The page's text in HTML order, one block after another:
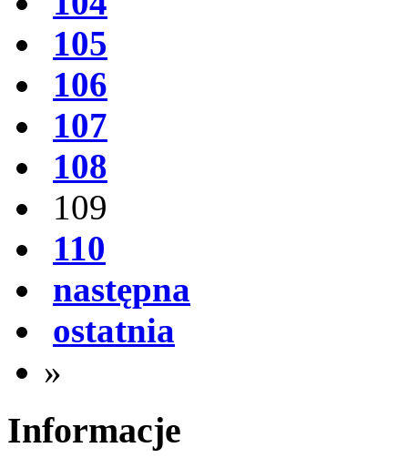
105
106
107
108
109
110
następna
ostatnia
»
Informacje